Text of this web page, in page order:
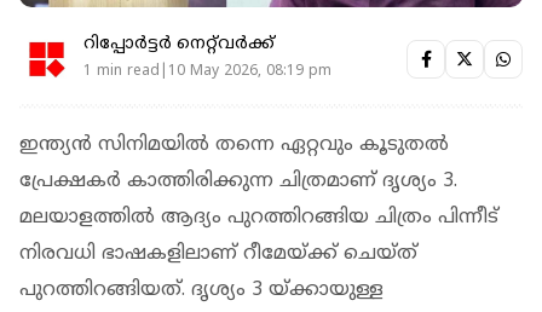
റിപ്പോർട്ടർ നെറ്റ്‌വര്‍ക്ക്‌
1 min read|10 May 2026, 08:19 pm
ഇന്ത്യന്‍ സിനിമയില്‍ തന്നെ ഏറ്റവും കൂടുതല്‍
പ്രേക്ഷകര്‍ കാത്തിരിക്കുന്ന ചിത്രമാണ് ദൃശ്യം 3.
മലയാളത്തില്‍ ആദ്യം പുറത്തിറങ്ങിയ ചിത്രം പിന്നീട്
നിരവധി ഭാഷകളിലാണ് റീമേയ്ക്ക് ചെയ്ത്
പുറത്തിറങ്ങിയത്. ദൃശ്യം 3 യ്ക്കായുള്ള